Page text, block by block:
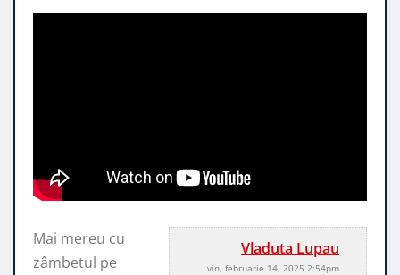
Vladuta Lupau
vin, februarie 14, 2025 2:54pm
Mai mereu cu
zâmbetul pe